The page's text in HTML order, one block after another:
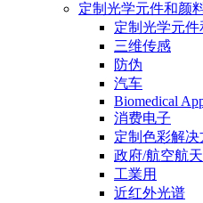
定制光学元件和颜
定制光学元件
三维传感
防伪
汽车
Biomedical
消费电子
定制色彩解决
政府/航空航天
工業用
近红外光谱